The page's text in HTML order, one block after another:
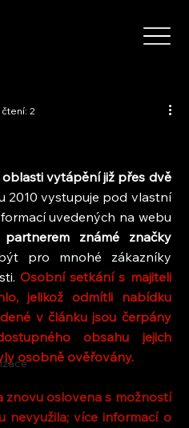
čtení: 2
oblasti vytápění již přes dvě
2010 vystupuje pod vlastní
uvedených na webu
známé značky
pro mnohé zákazníky
Osobní setkání s majiteli
jelikož odmítli nabídku
v článku jsou čerpány
obsahu jejich
osobně ověřovány.
znovu oslovena s možností
nevyužila; více informací o